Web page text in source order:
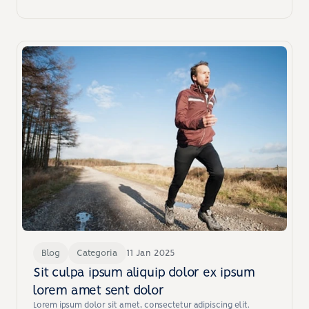
Blog Categoria 11 Jan 2025
Sit culpa ipsum aliquip dolor ex ipsum
lorem amet sent dolor
Lorem ipsum dolor sit amet, consectetur adipiscing elit.